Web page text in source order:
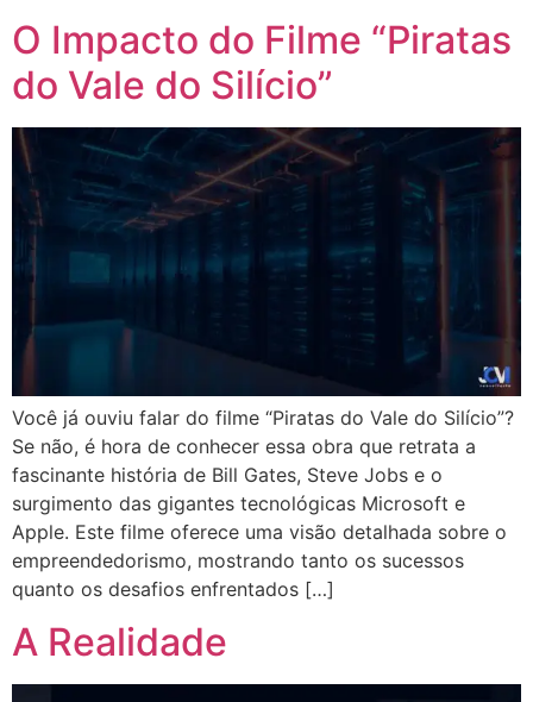
O Impacto do Filme “Piratas
do Vale do Silício”
Você já ouviu falar do filme “Piratas do Vale do Silício”?
Se não, é hora de conhecer essa obra que retrata a
fascinante história de Bill Gates, Steve Jobs e o
surgimento das gigantes tecnológicas Microsoft e
Apple. Este filme oferece uma visão detalhada sobre o
empreendedorismo, mostrando tanto os sucessos
quanto os desafios enfrentados […]
A Realidade